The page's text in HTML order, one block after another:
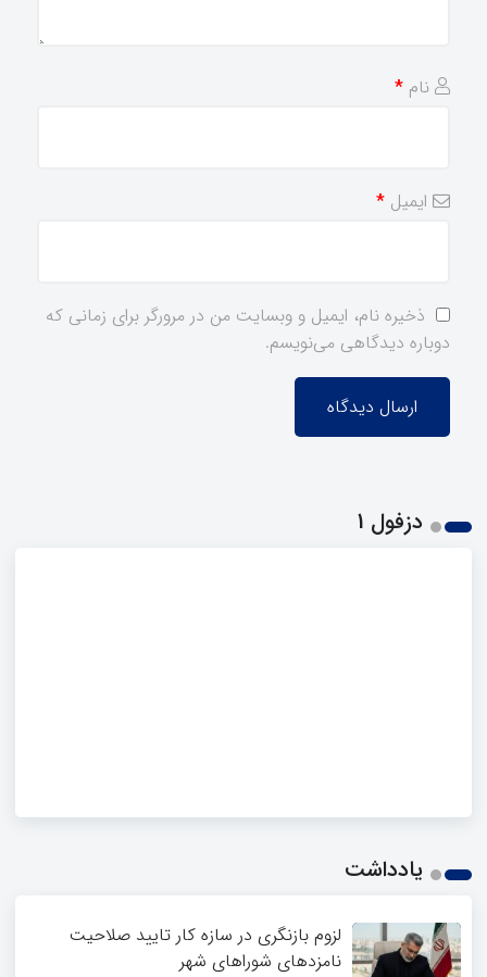
نام *
ایمیل *
ذخیره نام، ایمیل و وبسایت من در مرورگر برای زمانی که
دوباره دیدگاهی می‌نویسم.
دزفول 1
یادداشت
لزوم بازنگری در سازه کار تایید صلاحیت
نامزدهای شوراهای شهر